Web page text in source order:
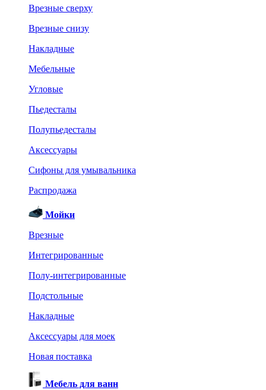
Врезные сверху
Врезные снизу
Накладные
Мебельные
Угловые
Пьедесталы
Полупьедесталы
Аксессуары
Сифоны для умывальника
Распродажа
Мойки
Врезные
Интегрированные
Полу-интегрированные
Подстольные
Накладные
Аксессуары для моек
Новая поставка
Мебель для ванн